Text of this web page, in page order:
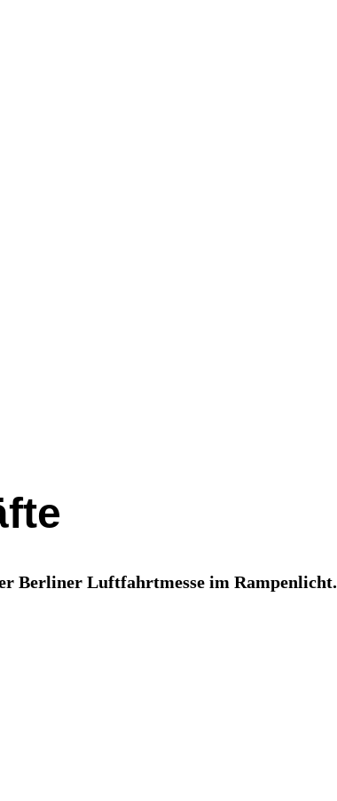
Berliner Luftfahrtmesse im Rampenlicht.